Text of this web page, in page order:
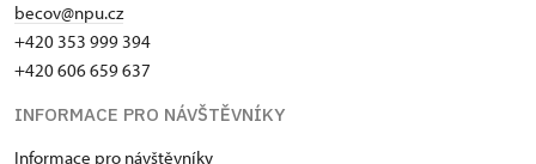
becov@npu.cz
+420 353 999 394
+420 606 659 637
INFORMACE PRO NÁVŠTĚVNÍKY
Informace pro návštěvníky